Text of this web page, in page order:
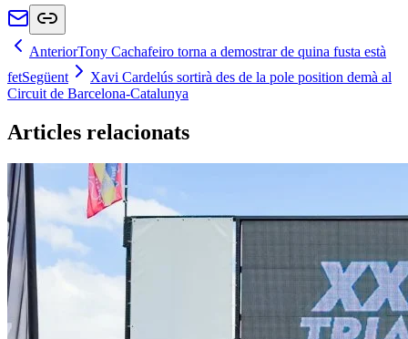
AnteriorTony Cachafeiro torna a demostrar de quina fusta està
fetSegüent
Xavi Cardelús sortirà des de la pole position demà al
Circuit de Barcelona-Catalunya
Articles relacionats